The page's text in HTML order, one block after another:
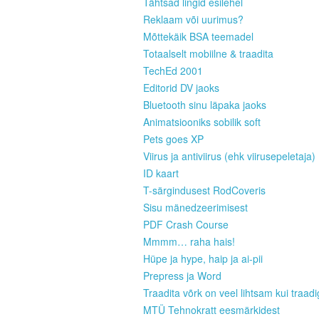
Reklaam või uurimus?
Mõttekäik BSA teemadel
Totaalselt mobiilne & traadita
TechEd 2001
Editorid DV jaoks
Bluetooth sinu läpaka jaoks
Animatsiooniks sobilik soft
Pets goes XP
Viirus ja antiviirus (ehk viirusepeletaja)
ID kaart
T-särgindusest RodCoveris
Sisu mänedzeerimisest
PDF Crash Course
Mmmm… raha hais!
Hüpe ja hype, haip ja ai-pii
Prepress ja Word
Traadita võrk on veel lihtsam kui
MTÜ Tehnokratt eesmärkidest